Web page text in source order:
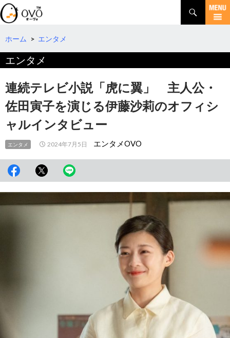
検
索
コ
テ
へ
移
動
ホーム > エンタメ
エンタメ
連続テレビ小説「虎に翼」 主人公・
佐田寅子を演じる伊藤沙莉のオフィシ
ャルインタビュー
エンタメ 2024年7月5日 エンタメOVO